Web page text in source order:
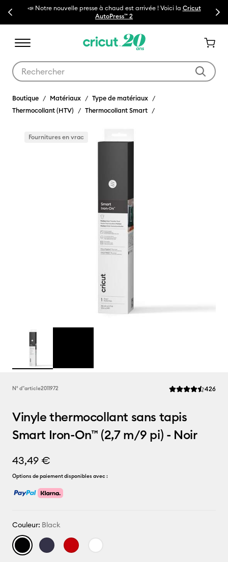
Previous
📣 Notre nouvelle presse à chaud est arrivée ! Voici laCricut
AutoPress™ 2
Next
Boutique Matériaux
Type de matériaux
Thermocollant (HTV)
Thermocollant Smart
Fournitures en vrac
N° d''article2011972 La note moyenne
426
Vinyle thermocollant sans tapis
Smart Iron-On™ (2,7 m/9 pi) - Noir
43,49 €
Options de paiement disponibles avec :
Couleur: Black